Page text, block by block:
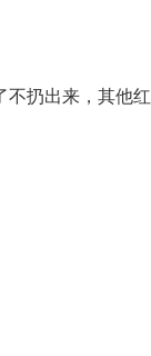
不扔出来，其他红